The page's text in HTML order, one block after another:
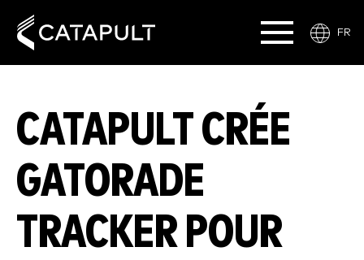
FR
CATAPULT CRÉE
GATORADE
TRACKER POUR